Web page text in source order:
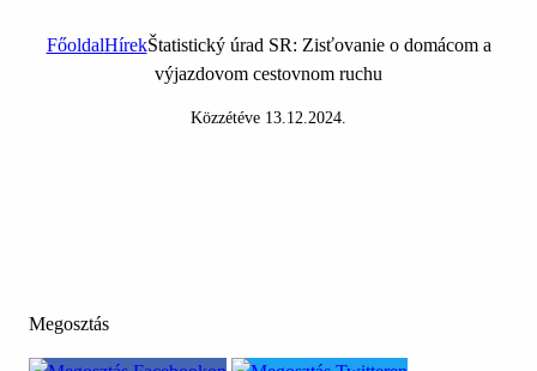
FőoldalHírekŠtatistický úrad SR: Zisťovanie o domácom a
výjazdovom cestovnom ruchu
Közzétéve 13.12.2024
Megosztás